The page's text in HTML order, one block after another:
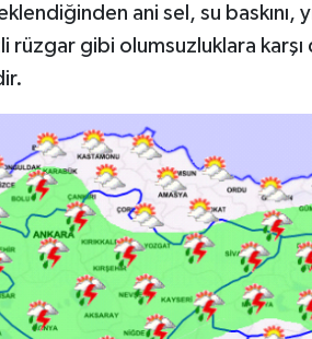
ani sel, su baskını,
rüzgar gibi olumsuzluklara